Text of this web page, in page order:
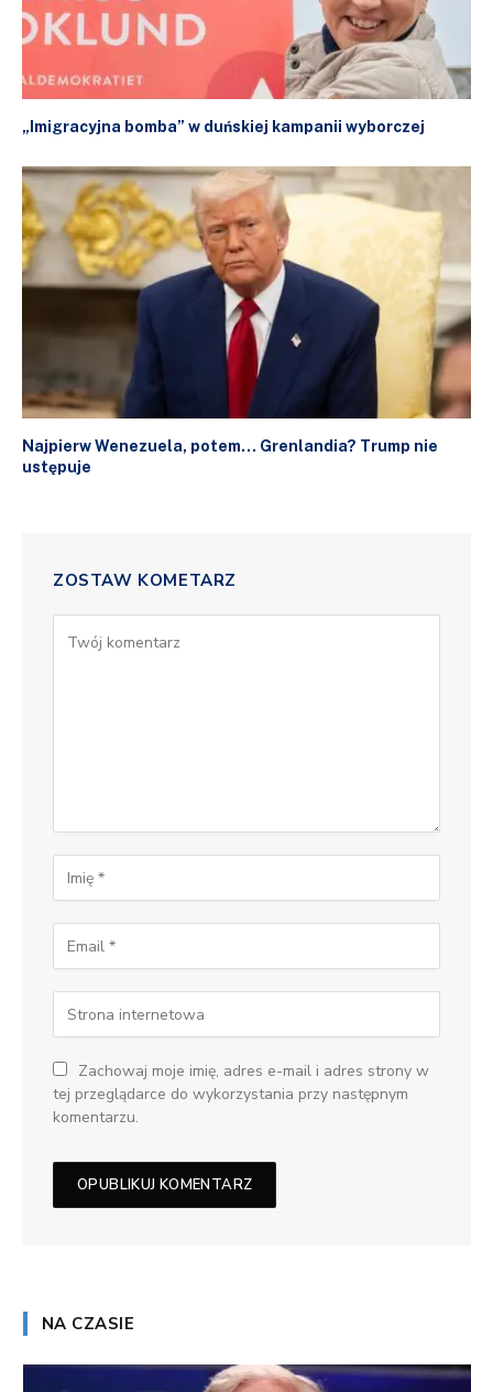
„Imigracyjna bomba” w duńskiej kampanii wyborczej
Najpierw Wenezuela, potem… Grenlandia? Trump nie
ustępuje
ZOSTAW KOMETARZ
Zachowaj moje imię, adres e-mail i adres strony w
tej przeglądarce do wykorzystania przy następnym
komentarzu.
NA CZASIE